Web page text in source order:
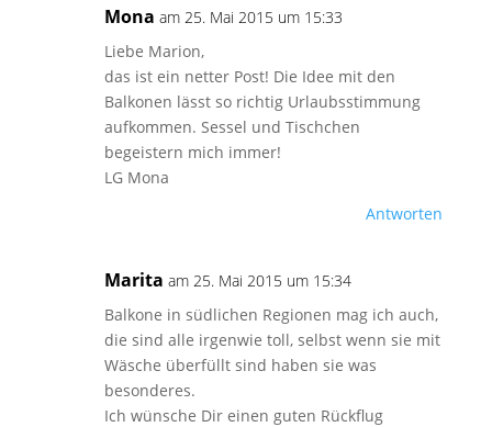
Mona am 25. Mai 2015 um 15:33
Liebe Marion,
das ist ein netter Post! Die Idee mit den
Balkonen lässt so richtig Urlaubsstimmung
aufkommen. Sessel und Tischchen
begeistern mich immer!
LG Mona
Antworten
Marita am 25. Mai 2015 um 15:34
Balkone in südlichen Regionen mag ich auch,
die sind alle irgenwie toll, selbst wenn sie mit
Wäsche überfüllt sind haben sie was
besonderes.
Ich wünsche Dir einen guten Rückflug